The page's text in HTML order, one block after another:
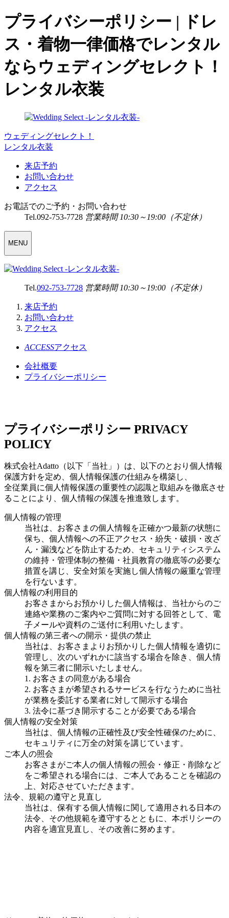
プライバシーポリシー | ドレ
ス・着物一律価格でレンタル
ならウェディングセレクト！
レンタル衣装
ウェディングセレクト！
レンタル衣装
来店予約
お問い合わせ
アクセス
お電話でのご予約・お問い合わせ
Tel.092-753-7728 営業時間 10:30～19:00（不定休）
SELECT
MENU
Tel.092-753-7728 営業時間 10:30～19:00（不定休）
来店予約
お問い合わせ
アクセス
ACCESSアクセス
会社概要
プライバシーポリシー
プライバシーポリシー PRIVACY
POLICY
株式会社Adatto（以下「当社」）は、以下のとおり個人情報
保護方針を定め、個人情報保護の仕組みを構築し、
全従業員に個人情報保護の重要性の認識と取組みを徹底させ
ることにより、個人情報の保護を推進致します。
個人情報の管理
当社は、お客さまの個人情報を正確かつ最新の状態に
保ち、個人情報への不正アクセス・紛失・破損・改ざ
ん・漏洩などを防止するため、セキュリティシステム
の維持・管理体制の整備・社員教育の徹底等の必要な
措置を講じ、安全対策を実施し個人情報の厳重な管理
を行ないます。
個人情報の利用目的
お客さまからお預かりした個人情報は、当社からのご
連絡や業務のご案内やご質問に対する回答として、電
子メールや資料のご送付に利用いたします。
個人情報の第三者への開示・提供の禁止
当社は、お客さまよりお預かりした個人情報を適切に
管理し、次のいずれかに該当する場合を除き、個人情
報を第三者に開示いたしません。
1. お客さまの同意がある場合
2. お客さまが希望されるサービスを行なうために当社
が業務を委託する業者に対して開示する場合
3. 法令に基づき開示することが必要である場合
個人情報の安全対策
当社は、個人情報の正確性及び安全性確保のために、
セキュリティに万全の対策を講じています。
ご本人の照会
お客さまがご本人の個人情報の照会・修正・削除など
をご希望される場合には、ご本人であることを確認の
上、対応させていただきます。
法令、規範の遵守と見直し
当社は、保有する個人情報に関して適用される日本の
法令、その他規範を遵守するとともに、本ポリシーの
内容を適宜見直し、その改善に努めます。